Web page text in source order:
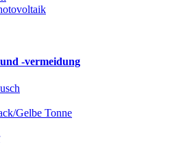
-vermeidung
Gelbe Tonne